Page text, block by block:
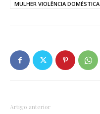
MULHER VIOLÊNCIA DOMÉSTICA
Artigo anterior